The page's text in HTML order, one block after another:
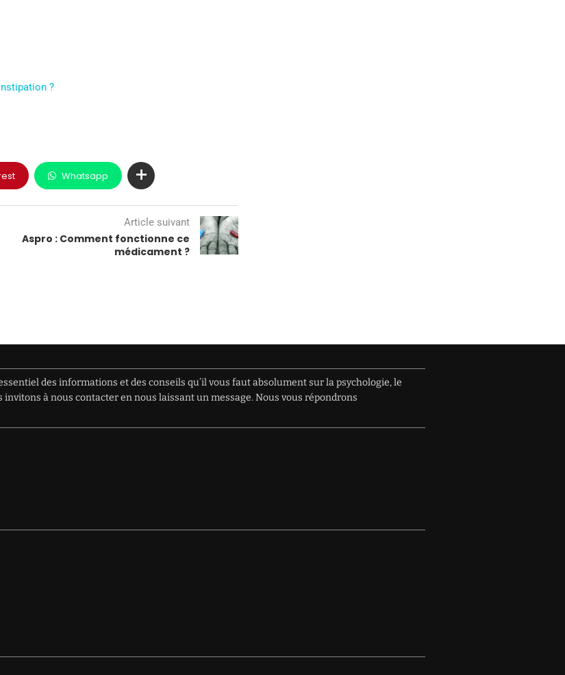
?
Whatsapp
Article suivant
Aspro : Comment fonctionne ce
médicament ?
des informations et des conseils qu’il vous faut absolument sur la psychologie, le
à nous contacter en nous laissant un message. Nous vous répondrons